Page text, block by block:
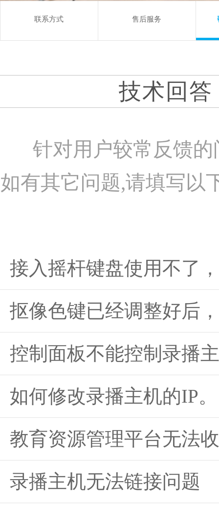
联系方式 售后服务
技术回答
针对用户较常反馈
如有其它问题,请填写以
接入摇杆键盘使用不了
抠像色键已经调整好后
控制面板不能控制录播
如何修改录播主机的IP。
教育资源管理平台无法
录播主机无法链接问题